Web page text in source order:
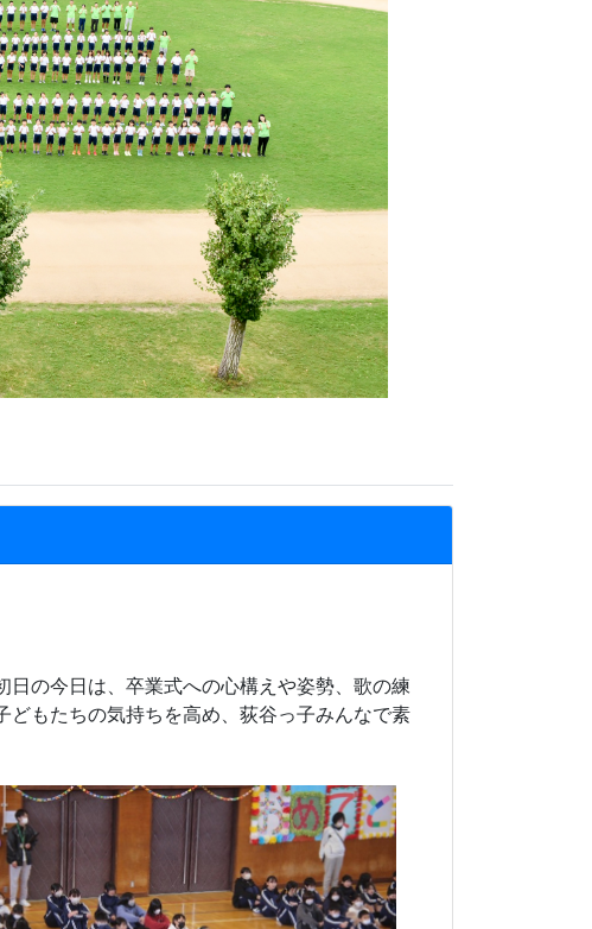
の今日は、卒業式への心構えや姿勢、歌の練
もたちの気持ちを高め、荻谷っ子みんなで素